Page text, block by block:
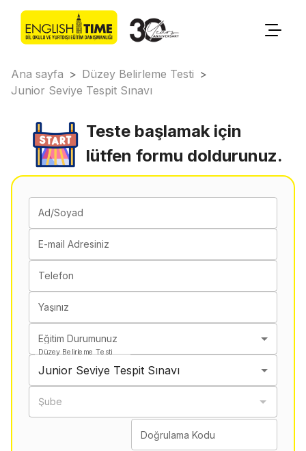
Ana sayfa > Düzey Belirleme Testi >
Junior Seviye Tespit Sınavı
Teste başlamak için
lütfen formu doldurunuz.
Ad/Soyad
E-mail Adresiniz
Telefon
Yaşınız
Eğitim Durumunuz
Düzey Belirleme Testi
Junior Seviye Tespit Sınavı
Şube
Doğrulama Kodu